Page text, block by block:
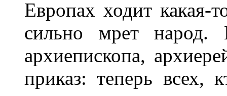
Европах ходит какая-
сильно мрет народ.
архиепископа,
приказ: теперь всех,